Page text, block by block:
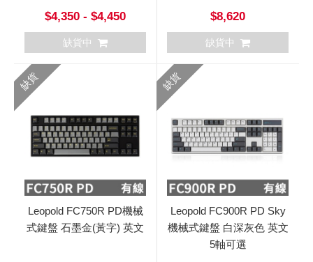
$4,350 - $4,450
缺貨中
$8,620
缺貨中
缺貨
Leopold FC750R PD機械
式鍵盤 石墨金(黃字) 英文
缺貨
Leopold FC900R PD Sky
機械式鍵盤 白深灰色 英文
5軸可選